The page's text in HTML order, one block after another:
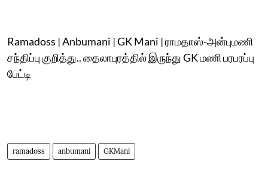
Ramadoss | Anbumani | GK Mani | ராமதாஸ்-அன்புமணி
சந்திப்பு குறித்து.. தைலாபுரத்தில் இருந்து GK மணி பரபரப்பு
பேட்டி
ramadoss anbumani GKMani